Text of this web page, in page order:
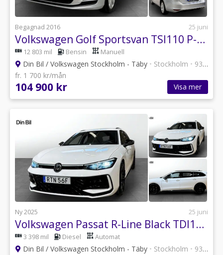
Begagnad 2016 25 juni
Volkswagen Golf Sportsvan TSI110 P-sensorer
12 803 mil Bensin Manuell
Din Bil / Volkswagen Stockholm - Täby • Stockholm • 93 annonser
fr. 1 700 kr/mån
104 900 kr Visa mer
Ny 2025 25 juni
Volkswagen Passat R-Line Black TDI193 DSG 4M Värmare/Drag/DCC
3 398 mil Diesel Automat
Din Bil / Volkswagen Stockholm - Täby • Stockholm • 93 annonser